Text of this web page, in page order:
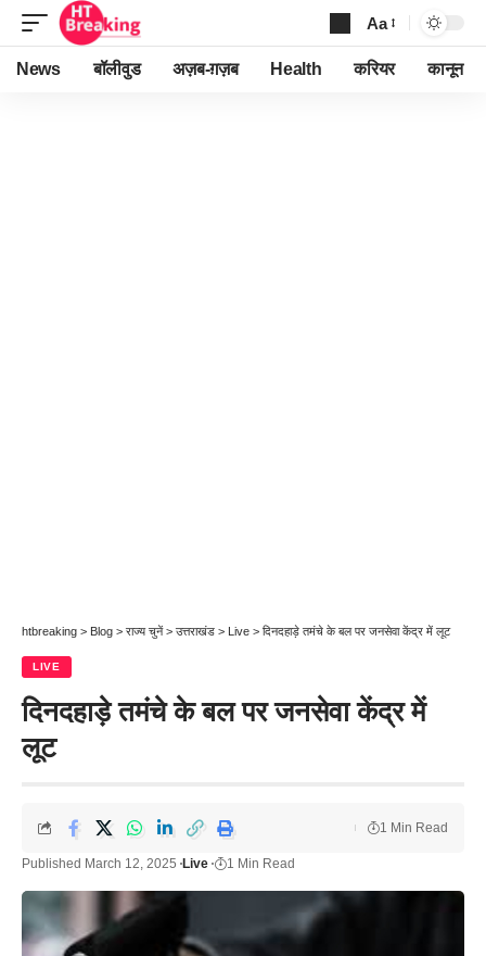
Font
Resizer
Aa
News बॉलीवुड अज़ब-ग़ज़ब Health करियर कानून
htbreaking > Blog > राज्य चुनें > उत्तराखंड > Live > दिनदहाड़े तमंचे के बल पर जनसेवा केंद्र में लूट
LIVE
दिनदहाड़े तमंचे के बल पर जनसेवा केंद्र में
लूट
Published March 12, 2025 Live 1 Min Read
1 Min Read